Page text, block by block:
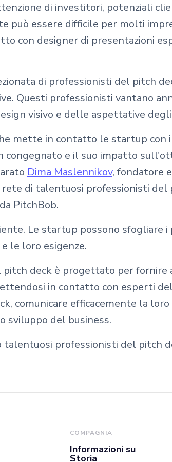
di investitori, potenziali
può essere difficile per molti
con designer di presentazioni
di professionisti del pitch
Questi professionisti vantano
visivo e delle aspettative
mette in contatto le startup con
congegnato e il suo impatto
Dima Maslennikov, fondatore
di talentuosi professionisti del
PitchBob.
Le startup possono sfogliare
le loro esigenze.
deck è progettato per
in contatto con esperti
comunicare efficacemente la
sviluppo del business.
talentuosi professionisti del pitch
COMPAGNIA
Informazioni su
Storia